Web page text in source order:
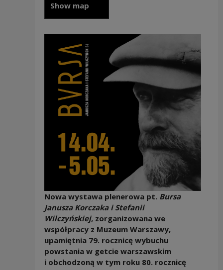
Show map
Nowa wystawa plenerowa pt. Bursa
Janusza Korczaka i Stefanii
Wilczyńskiej, zorganizowana we
współpracy z Muzeum Warszawy,
upamiętnia 79. rocznicę wybuchu
powstania w getcie warszawskim
i obchodzoną w tym roku 80. rocznicę